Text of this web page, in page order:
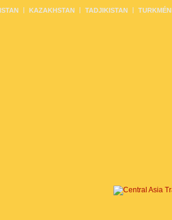
KAZAKHSTAN TADJIKISTAN